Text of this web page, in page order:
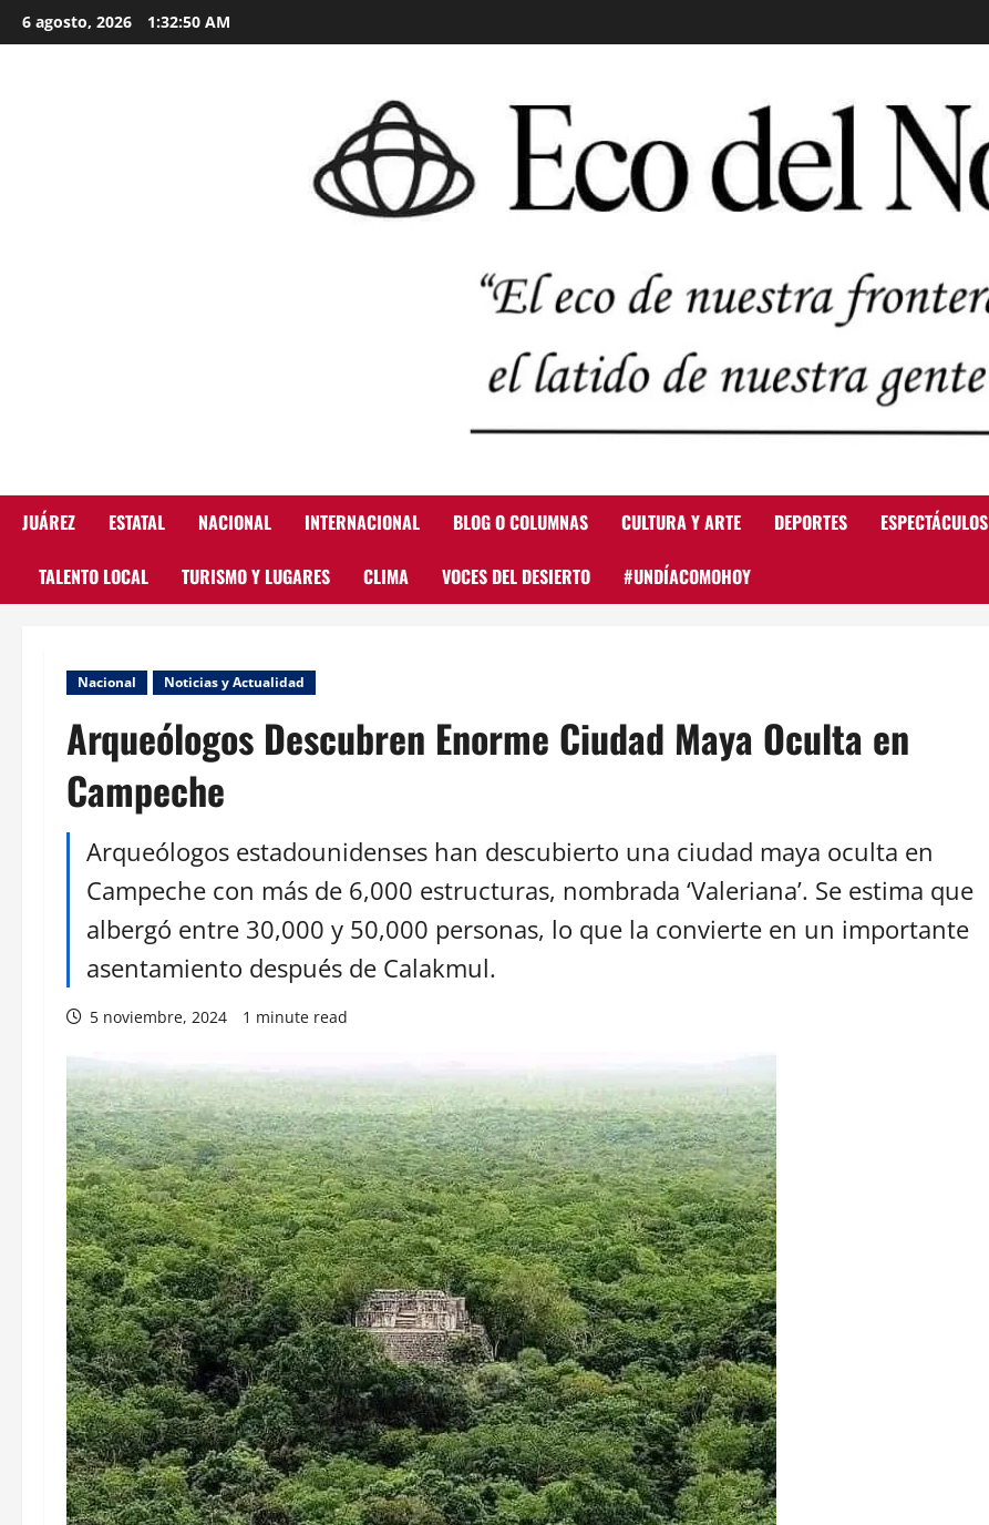
Skip
to
6 agosto, 2026 1:32:51 AM
JUÁREZ ESTATAL NACIONAL INTERNACIONAL BLOG O COLUMNAS CULTURA Y ARTE DEPORTES ESPECTÁCULOS
TALENTO LOCAL TURISMO Y LUGARES CLIMA VOCES DEL DESIERTO #UNDÍACOMOHOY
Nacional Noticias y Actualidad
Arqueólogos Descubren Enorme Ciudad Maya Oculta en
Campeche
Arqueólogos estadounidenses han descubierto una ciudad maya oculta en
Campeche con más de 6,000 estructuras, nombrada ‘Valeriana’. Se estima que
albergó entre 30,000 y 50,000 personas, lo que la convierte en un importante
asentamiento después de Calakmul.
5 noviembre, 2024 1 minute read